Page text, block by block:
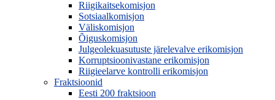
Riigikaitsekomisjon
Sotsiaalkomisjon
Väliskomisjon
Õiguskomisjon
Julgeolekuasutuste järelevalve erikomisjon
Korruptsioonivastane erikomisjon
Riigieelarve kontrolli erikomisjon
Fraktsioonid
Eesti 200 fraktsioon